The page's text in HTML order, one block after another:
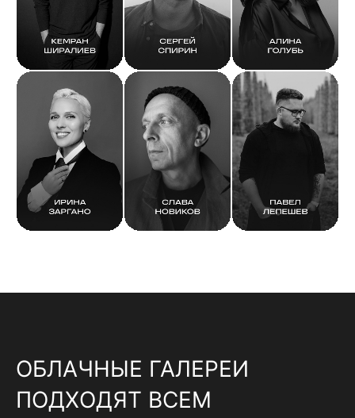
ОБЛАЧНЫЕ ГАЛЕРЕИ
ПОДХОДЯТ ВСЕМ